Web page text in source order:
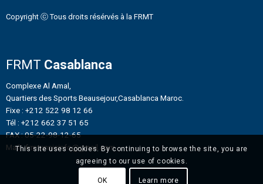
Copyright ⓒ Tous droits résérvés à la FRMT
FRMT Casablanca
Complexe Al Amal,
Quartiers des Sports Beausejour,Casablanca Maroc.
Fixe : +212 522 98 12 66
Tél : +212 662 37 51 65
FAX : 05-22-98-12-65
Mail : frmtennisinfo@gmail.com
This site uses cookies. By continuing to browse the site, you are
agreeing to our use of cookies.
OK Learn more